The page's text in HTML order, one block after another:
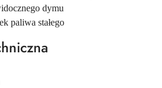
dymu
paliwa stałego